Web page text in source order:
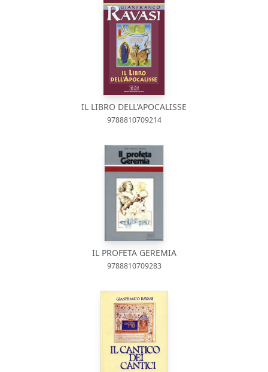
IL LIBRO DELL'APOCALISSE
9788810709214
IL PROFETA GEREMIA
9788810709283